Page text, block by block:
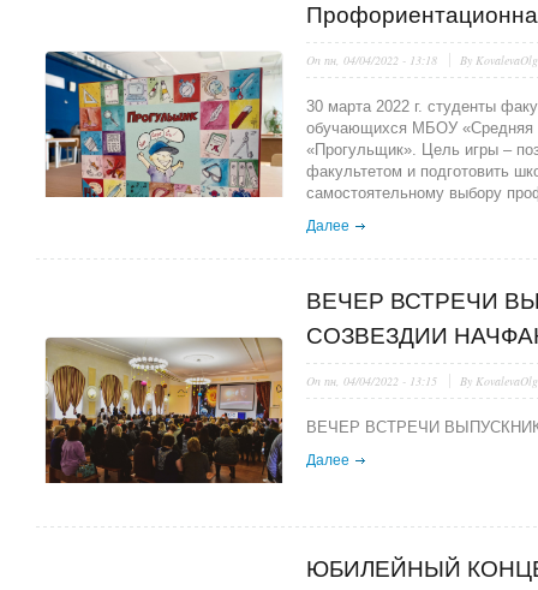
On пн, 04/04/2022 - 13:18 By
30 марта 2022 г. студенты
обучающихся МБОУ «Средняя
«Прогульщик». Цель игры –
факультетом и подготовить
самостоятельному выбору
Далее
ВЕЧЕР ВСТРЕЧИ
СОЗВЕЗДИИ
On пн, 04/04/2022 - 13:15 By
ВЕЧЕР ВСТРЕЧИ
Далее
ЮБИЛЕЙНЫЙ